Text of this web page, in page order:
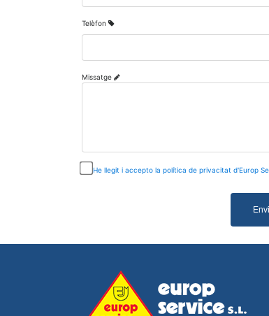
Telèfon
Missatge
He llegit i accepto la política de privacitat d'Europ